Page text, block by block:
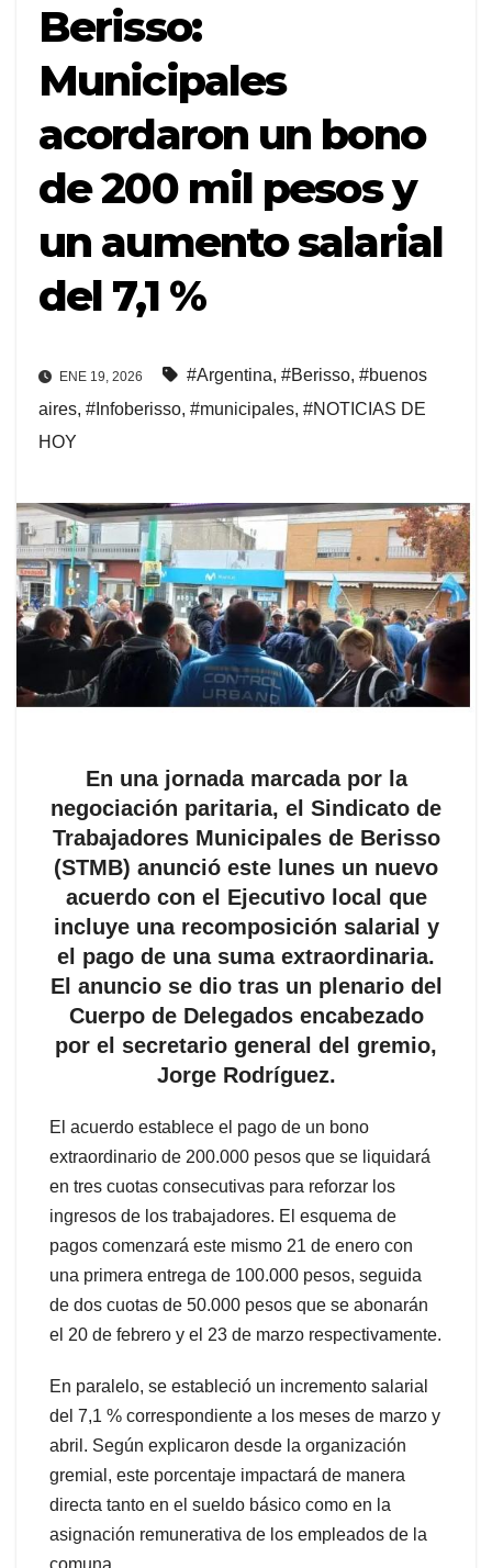
Berisso:
Municipales
acordaron un bono
de 200 mil pesos y
un aumento salarial
del 7,1 %
ENE 19, 2026 #Argentina, #Berisso, #buenos
aires, #Infoberisso, #municipales, #NOTICIAS DE
HOY
En una jornada marcada por la
negociación paritaria, el Sindicato de
Trabajadores Municipales de Berisso
(STMB) anunció este lunes un nuevo
acuerdo con el Ejecutivo local que
incluye una recomposición salarial y
el pago de una suma extraordinaria.
El anuncio se dio tras un plenario del
Cuerpo de Delegados encabezado
por el secretario general del gremio,
Jorge Rodríguez.
El acuerdo establece el pago de un bono
extraordinario de 200.000 pesos que se liquidará
en tres cuotas consecutivas para reforzar los
ingresos de los trabajadores. El esquema de
pagos comenzará este mismo 21 de enero con
una primera entrega de 100.000 pesos, seguida
de dos cuotas de 50.000 pesos que se abonarán
el 20 de febrero y el 23 de marzo respectivamente.
En paralelo, se estableció un incremento salarial
del 7,1 % correspondiente a los meses de marzo y
abril. Según explicaron desde la organización
gremial, este porcentaje impactará de manera
directa tanto en el sueldo básico como en la
asignación remunerativa de los empleados de la
comuna.